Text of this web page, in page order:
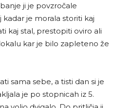
ji je povzročale
je morala storiti kaj
kaj stal, prestopiti oviro ali
kar je bilo zapleteno že
sama sebe, a tisti dan si je
je po stopnicah iz 5.